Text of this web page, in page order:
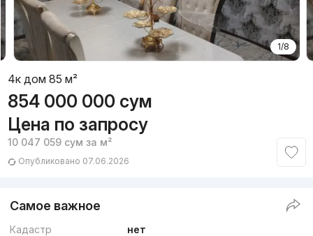
1/8
4к дом 85 м²
854 000 000 сум
Цена по запросу
10 047 059 сум за м²
Опубликовано 07.06.2026
Самое важное
Кадастр
нет